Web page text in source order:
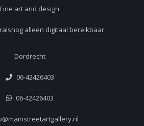
Fine art and design
alleen digitaal bereikbaar
Dordrecht
06-42426403
06-42426403